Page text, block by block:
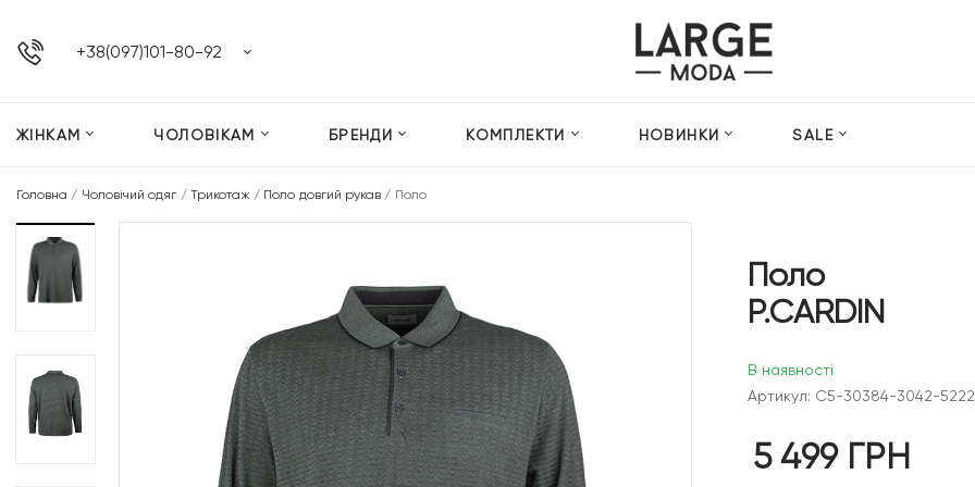
+38(097)101-80-92
ЖІНКАМ ЧОЛОВІКАМ БРЕНДИ КОМПЛЕКТИ НОВИНКИ SALE
Головна / Чоловічий одяг / Трикотаж / Поло довгий рукав / Поло
Поло
P.CARDIN
В наявності
Артикул: C5-30384-3042-5222
5 499 ГРН